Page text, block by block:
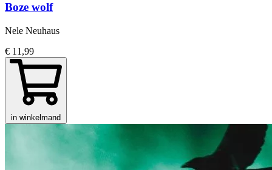
Boze wolf
Nele Neuhaus
€ 11,99
in winkelmand